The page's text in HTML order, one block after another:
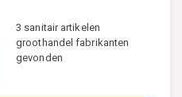
3 sanitair artikelen
groothandel fabrikanten
gevonden